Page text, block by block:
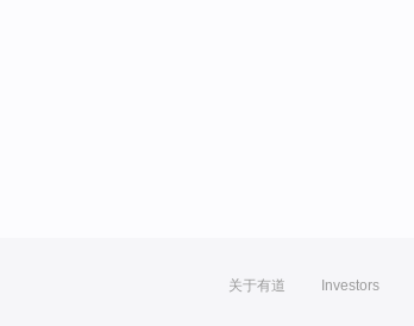
关于有道 Investors